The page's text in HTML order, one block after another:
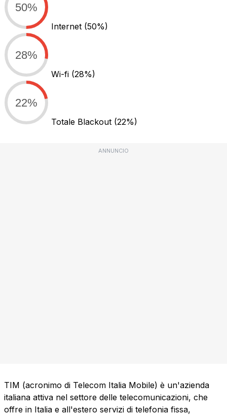
50%
Internet (50%)
28%
Wi-fi (28%)
22%
Totale Blackout (22%)
ANNUNCIO
TIM (acronimo di Telecom Italia Mobile) è un'azienda
italiana attiva nel settore delle telecomunicazioni, che
offre in Italia e all'estero servizi di telefonia fissa,